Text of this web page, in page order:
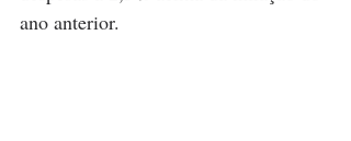
ano anterior.